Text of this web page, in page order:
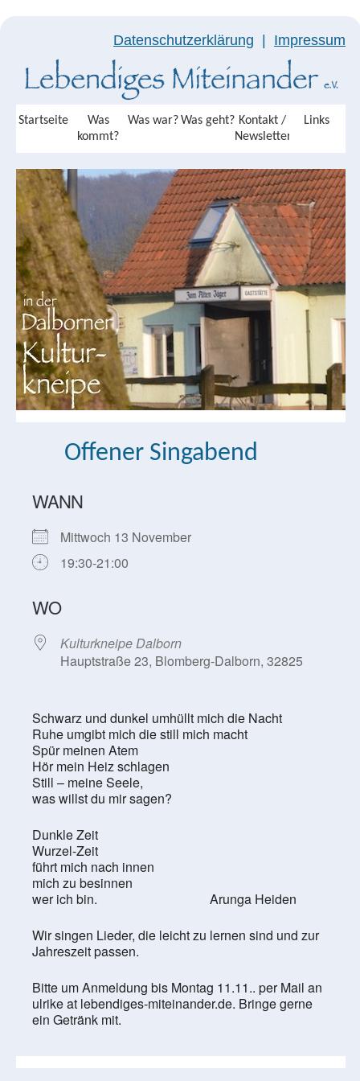
Datenschutzerklärung Impressum
Startseite
Was
kommt?
Was war? Was geht? Kontakt /
Newsletter
Links
Offener Singabend
WANN
Mittwoch 13 November
19:30-21:00
WO
Kulturkneipe Dalborn
Hauptstraße 23, Blomberg-Dalborn, 32825
Schwarz und dunkel umhüllt mich die Nacht
Ruhe umgibt mich die still mich macht
Spür meinen Atem
Hör mein Heiz schlagen
Still – meine Seele,
was willst du mir sagen?
Dunkle Zeit
Wurzel-Zeit
führt mich nach innen
mich zu besinnen
wer ich bin. Arunga Heiden
Wir singen Lieder, die leicht zu lernen sind und zur
Jahreszeit passen.
Bitte um Anmeldung bis Montag 11.11.. per Mail an
ulrike at lebendiges-miteinander.de. Bringe gerne
ein Getränk mit.